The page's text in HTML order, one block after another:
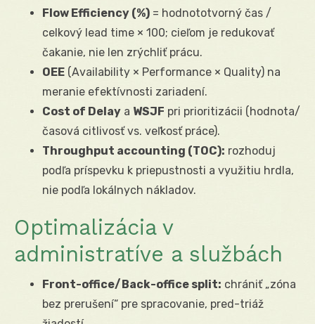
Flow Efficiency (%) = hodnototvorný čas /
celkový lead time × 100; cieľom je redukovať
čakanie, nie len zrýchliť prácu.
OEE (Availability × Performance × Quality) na
meranie efektívnosti zariadení.
Cost of Delay a WSJF pri prioritizácii (hodnota/
časová citlivosť vs. veľkosť práce).
Throughput accounting (TOC): rozhoduj
podľa príspevku k priepustnosti a využitiu hrdla,
nie podľa lokálnych nákladov.
Optimalizácia v
administratíve a službách
Front-office/Back-office split: chrániť „zóna
bez prerušení“ pre spracovanie, pred-triáž